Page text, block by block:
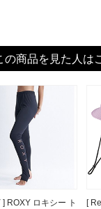
の商品を見た人は
] ROXY ロキシー ト
[